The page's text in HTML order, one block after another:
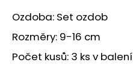
Ozdoba: Set ozdob
Rozměry: 9-16 cm
Počet kusů: 3 ks v balení